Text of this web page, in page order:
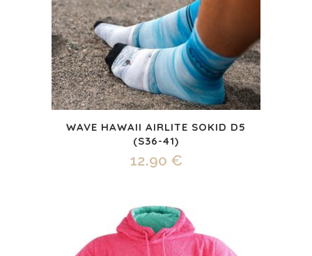
WAVE HAWAII AIRLITE SOKID D5
(S36-41)
12.90 €